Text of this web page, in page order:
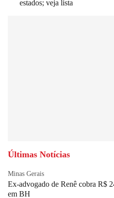
estados; veja lista
Últimas Notícias
Minas Gerais
Ex-advogado de Renê cobra R$
em BH